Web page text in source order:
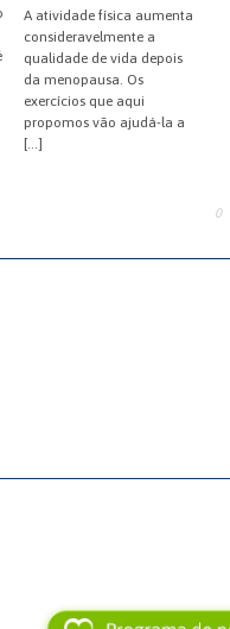
0
A atividade física aumenta
consideravelmente a
qualidade de vida depois
da menopausa. Os
exercícios que aqui
propomos vão ajudá-la a
[…]